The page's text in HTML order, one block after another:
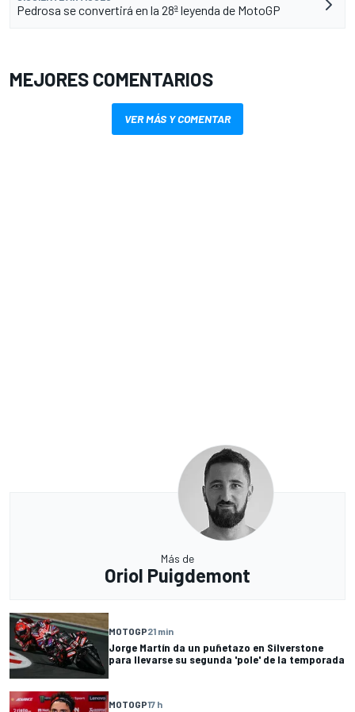
Pedrosa se convertirá en la 28ª leyenda de MotoGP
MEJORES COMENTARIOS
VER MÁS Y COMENTAR
Más de
Oriol Puigdemont
MOTOGP21 min
Jorge Martín da un puñetazo en Silverstone
para llevarse su segunda 'pole' de la temporada
MOTOGP17 h